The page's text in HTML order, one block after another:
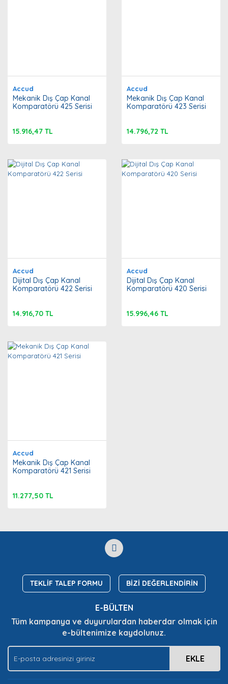
Accud
Mekanik Dış Çap Kanal
Komparatörü 425 Serisi
15.916,47 TL
Accud
Mekanik Dış Çap Kanal
Komparatörü 423 Serisi
14.796,72 TL
Accud
Dijital Dış Çap Kanal
Komparatörü 422 Serisi
14.916,70 TL
Accud
Dijital Dış Çap Kanal
Komparatörü 420 Serisi
15.996,46 TL
Accud
Mekanik Dış Çap Kanal
Komparatörü 421 Serisi
11.277,50 TL
TEKLİF TALEP FORMU BİZİ DEĞERLENDİRİN
E-BÜLTEN
Tüm kampanya ve duyurulardan haberdar olmak için
e-bültenimize kaydolunuz.
EKLE